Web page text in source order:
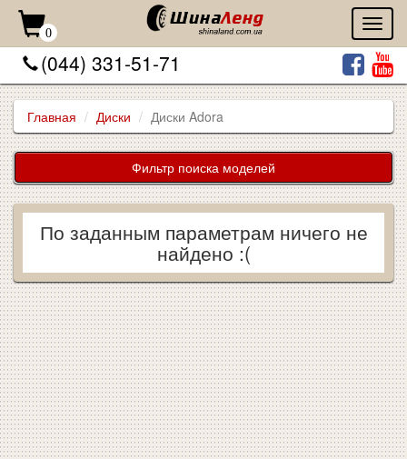
0
(044) 331-51-71
Главная Диски Диски Adora
Фильтр поиска моделей
По заданным параметрам ничего не
найдено :(